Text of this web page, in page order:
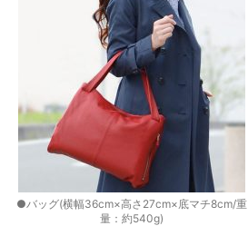
●バッグ(横幅36cm×高さ27cm×底マチ8cm/重
量：約540g)